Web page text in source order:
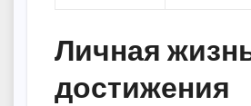
Личная
достижения